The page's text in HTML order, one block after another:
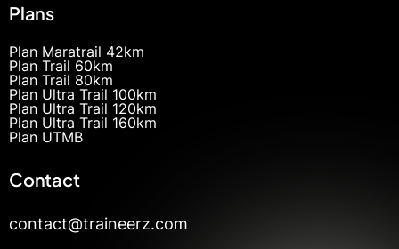
Plans
Plan Maratrail 42km
Plan Trail 60km
Plan Trail 80km
Plan Ultra Trail 100km
Plan Ultra Trail 120km
Plan Ultra Trail 160km
Plan UTMB
Contact
contact@traineerz.com